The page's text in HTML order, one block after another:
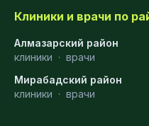
Клиники и врачи по
Алмазарский район
клиники · врачи
Мирабадский район
клиники · врачи